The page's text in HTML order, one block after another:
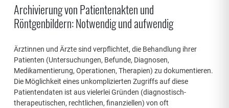
Archivierung von Patientenakten und
Röntgenbildern: Notwendig und aufwendig
Ärztinnen und Ärzte sind verpflichtet, die Behandlung ihrer
Patienten (Untersuchungen, Befunde, Diagnosen,
Medikamentierung, Operationen, Therapien) zu dokumentieren.
Die Möglichkeit eines unkomplizierten Zugriffs auf diese
Patientendaten ist aus vielerlei Gründen (diagnostisch-
therapeutischen, rechtlichen, finanziellen) von oft